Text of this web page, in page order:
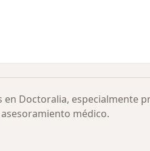
Doctoralia, especialmente
médico.